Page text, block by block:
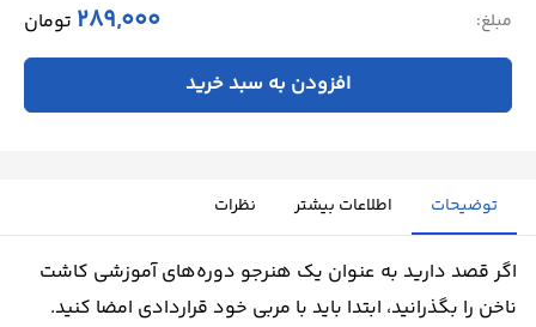
مبلغ: 289,000 تومان
افزودن به سبد خرید
توضیحات اطلاعات بیشتر نظرات
اگر قصد دارید به عنوان یک هنرجو دوره‌های آموزشی کاشت
ناخن را بگذرانید، ابتدا باید با مربی خود قراردادی امضا کنید.